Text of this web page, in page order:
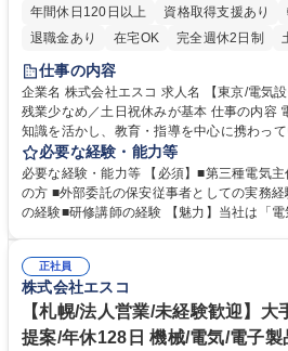
年間休日120日以上
資格取得支援あり
退職金あり
在宅OK 完全週休2日制
仕事の内容
企業名 株式会社エスコ 求人名 【東京/電気設備保守の組織マネジメント】
残業少なめ／土日祝休みが基本 仕事の内容 電気主任技術者としての専門
知識を活かし、教育・指導を中心に携わっていただき
社の新人従事者に対し、実務に必要な技術
運営している協会の所属会員に対する、技
ップ■最新の法令、技術トレンド、保安管理
た研修会の講師・運営 募集職種 【東京/電気設備保守の組織マネジメン
必要な経験・能力等
必要な経験・能力等 【必須】■第三種電気
の方 ■外部委託の保安従事者としての実務経験 【歓迎】■技術指導・教育
の経験■研修講師の経験 【魅力】当社は「電気の安全を守る」という重要
期的にキャリアを築ける環境です。点検ス
が高く、裁量を持って働けます。社員満足
成長に直結する手応えを感じられる職場です。 学歴・資格 学歴：
大学 高専 短大 専修学校 高校 語学力： 資格
正社員
株式会社エスコ
【札幌/法人営業/未経験歓迎】
提案/年休128日 機械/電気/電子製